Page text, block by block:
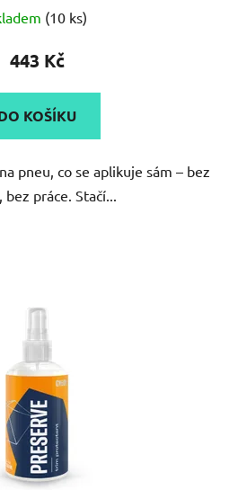
(10 ks)
443 Kč
KOŠÍKU
pneu, co se aplikuje sám – bez
práce. Stačí...